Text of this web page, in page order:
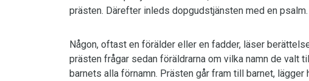
prästen. Därefter inleds dopgudstjänsten med en psalm.
Någon, oftast en förälder eller en fadder, läser
prästen frågar sedan föräldrarna om vilka namn de valt
barnets alla förnamn. Prästen går fram till barnet,